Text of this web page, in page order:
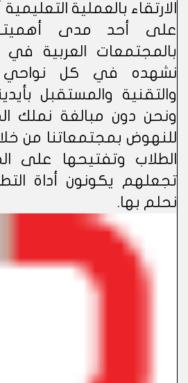
الارتقاء بالعملية
على أحد مدى
بالمجتمعات العربية
نشهده في كل نواحي
والتقنية والمستقبل
ونحن دون مبالغة نملك
للنهوض بمجتمعاتنا من
الطلاب وتفتيحها على
تجعلهم يكونون أداة
نحلم بها.